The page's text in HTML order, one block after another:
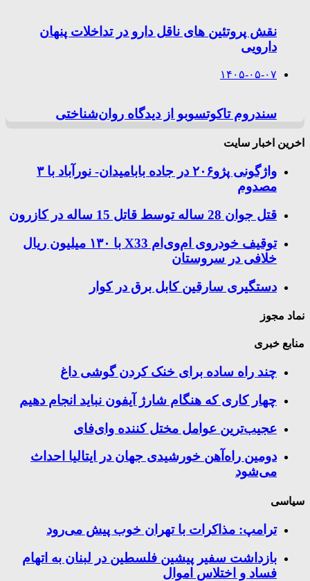
نقش پروتئین های ناقل دارو در تداخلات پنهان
دارویی
۱۴۰۵-۰۵-۰۷
سندروم تاکوتسوبو از دیدگاه روان‌شناختی
اخرین اخبار سایت
واژگونی پژو۲۰۶ در جاده بابامیدان- نورآباد با ۳
مصدوم
قتل جوان 28 ساله توسط قاتل 15 ساله در کازرون
توقیف خودروی ام‌وی‌ام X33 با ۱۳۰ میلیون ریال
خلافی در سروستان
دستگیری سارقین کابل برق در کوار
نماد مجوز
منابع خبری
چند راه‌ ساده برای خنک کردن گوشی داغ
چهار کاری که هنگام شارژ آیفون نباید انجام دهیم
عجیب‌ترین عوامل مختل کننده وای‌فای
دومین راه‌آهن خورشیدی جهان در ایتالیا احداث
می‌شود
سیاسی
ترامپ: مذاکرات با تهران خوب پیش می‌رود
بازداشت سفیر پیشین فلسطین در لبنان به اتهام
فساد و اختلاس اموال